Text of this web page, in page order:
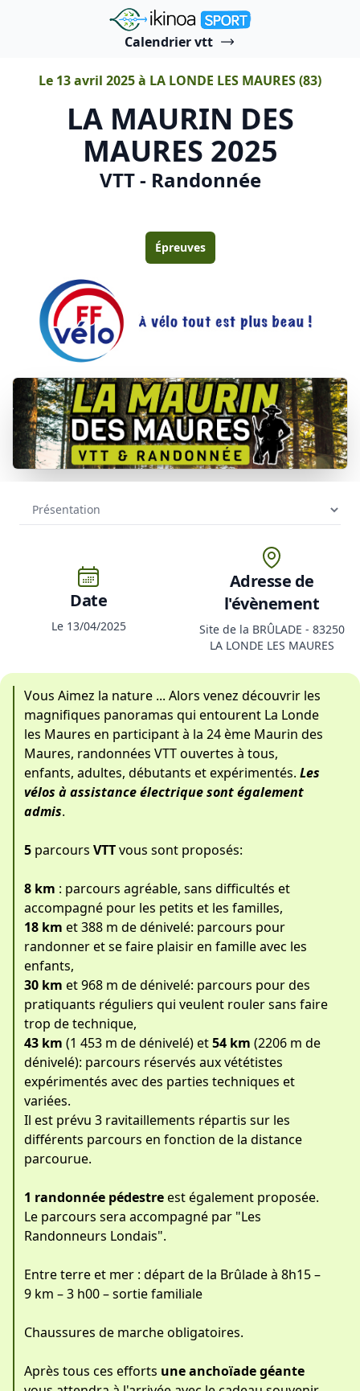
"Ikinoa Sport"
Calendrier vtt
Le 13 avril 2025 à LA LONDE LES MAURES (83)
LA MAURIN DES
MAURES 2025
VTT - Randonnée
Épreuves
Date
Le 13/04/2025
Adresse de
l'évènement
Site de la BRÛLADE - 83250
LA LONDE LES MAURES
Vous Aimez la nature ... Alors venez découvrir les
magnifiques panoramas qui entourent La Londe
les Maures en participant à la 24 ème Maurin des
Maures, randonnées VTT ouvertes à tous,
enfants, adultes, débutants et expérimentés. Les
vélos à assistance électrique sont également
admis.
5 parcours VTTvous sont proposés:
8 km : parcours agréable, sans difficultés et
accompagné pour les petits et les familles,
18 km et 388 m de dénivelé: parcours pour
randonner et se faire plaisir en famille avec les
enfants,
30 km et 968 m de dénivelé: parcours pour des
pratiquants réguliers qui veulent rouler sans faire
trop de technique,
43 km (1 453 m de dénivelé) et54 km (2206 m de
dénivelé): parcours réservés aux vététistes
expérimentés avec des parties techniques et
variées.
Il est prévu 3 ravitaillements répartis sur les
différents parcours en fonction de la distance
parcourue.
1 randonnée pédestreest également proposée.
Le parcours sera accompagné par "Les
Randonneurs Londais".
Entre terre et mer : départ de la Brûlade à 8h15 –
9 km – 3 h00 – sortie familiale
Chaussures de marche obligatoires.
Après tous ces efforts une anchoïade géante